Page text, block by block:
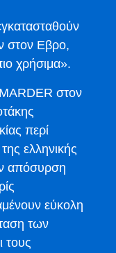
στον Εβρο,
χρήσιμα».
στον
περί
ελληνικής
απόσυρση
εύκολη
των
τους